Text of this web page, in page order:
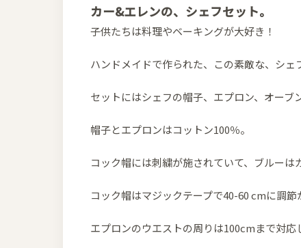
カー&エレンの、シェフセット。
子供たちは料理やベーキングが大好き！
ハンドメイドで作られた、この素敵な、シェ
セットにはシェフの帽子、エプロン、オーブ
帽子とエプロンはコットン100％。
コック帽には刺繍が施されていて、ブルーは
コック帽はマジックテープで40-60 cmに調節
エプロンのウエストの周りは100cmまで対応